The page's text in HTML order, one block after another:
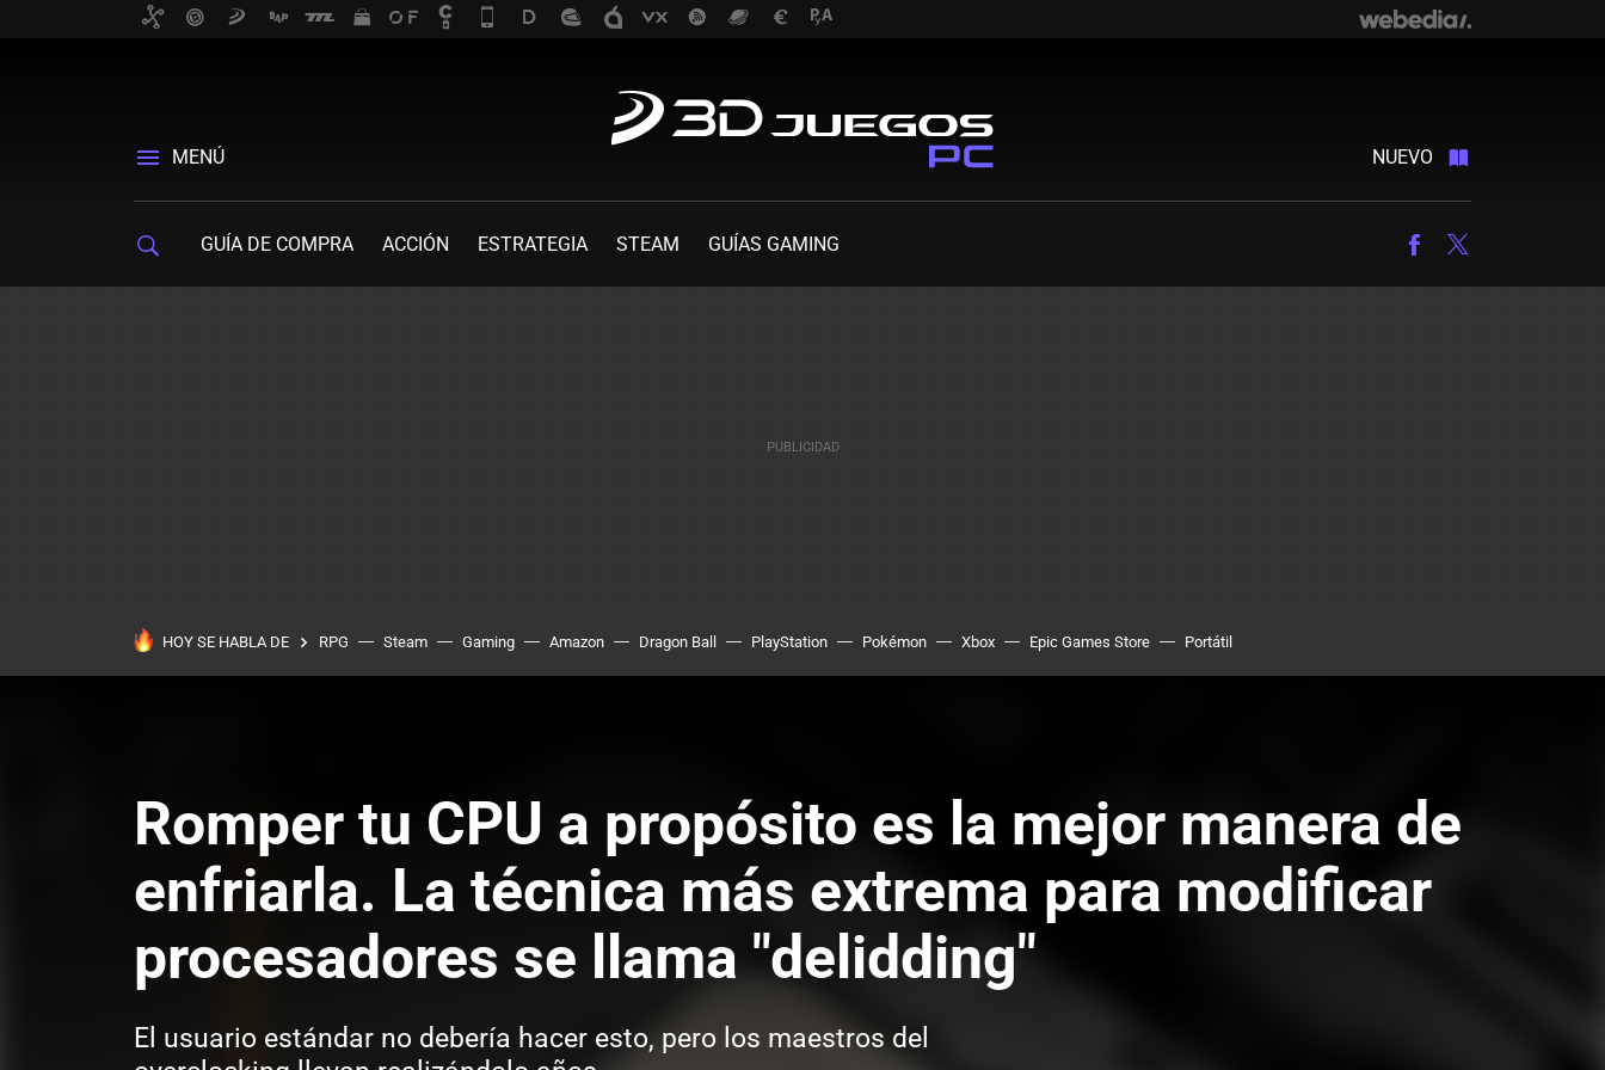
MENÚ NUEVO
GUÍA DE COMPRA ACCIÓN ESTRATEGIA STEAM GUÍAS GAMING Facebook
HOY SE HABLA DE RPG Steam Gaming Amazon Dragon Ball PlayStation Pokémon Xbox Epic Games Store Portátil
Romper tu CPU a propósito es la mejor manera de
enfriarla. La técnica más extrema para modificar
procesadores se llama "delidding"
El usuario estándar no debería hacer esto, pero los maestros del